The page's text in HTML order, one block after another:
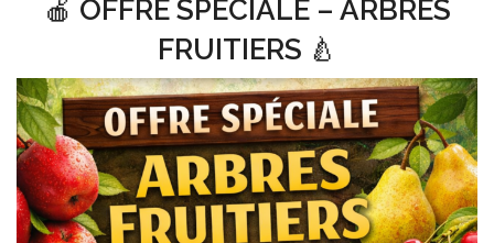
🍎 OFFRE SPÉCIALE – ARBRES
FRUITIERS 🍐